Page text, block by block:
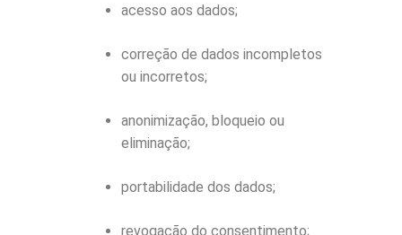
acesso aos dados;
correção de dados incompletos
ou incorretos;
anonimização, bloqueio ou
eliminação;
portabilidade dos dados;
revogação do consentimento;